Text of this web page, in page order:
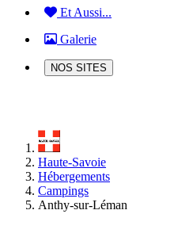
Et Aussi...
Galerie
NOS SITES
Haute-Savoie
Hébergements
Campings
Anthy-sur-Léman